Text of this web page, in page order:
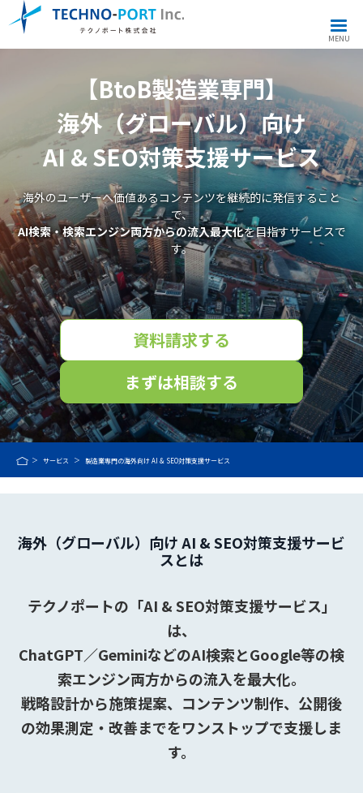
MENU
【BtoB製造業専門】
海外（グローバル）向け
AI & SEO対策支援サービス
海外のユーザーへ価値あるコンテンツを継続的に発信すること
で、
AI検索・検索エンジン両方からの流入最大化を目指すサービスで
す。
資料請求する
まずは相談する
サービス 製造業専門の海外向け AI & SEO対策支援サービス
海外（グローバル）向け AI & SEO対策支援サービ
スとは
テクノポートの「AI & SEO対策支援サービス」
は、
ChatGPT／GeminiなどのAI検索とGoogle等の検
索エンジン両方からの流入を最大化。
戦略設計から施策提案、コンテンツ制作、公開後
の効果測定・改善までをワンストップで支援しま
す。